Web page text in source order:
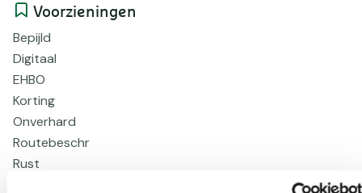
Voorzieningen
Bepijld
Digitaal
EHBO
Korting
Onverhard
Routebeschr
Rust